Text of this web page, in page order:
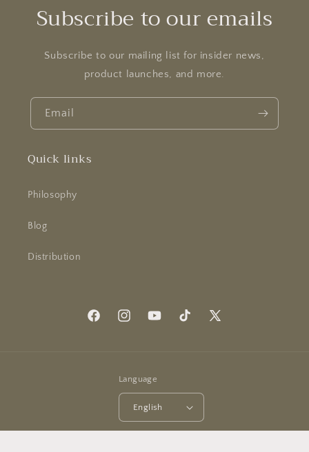
Subscribe to our emails
Subscribe to our mailing list for insider news,
product launches, and more.
Email
Quick links
Philosophy
Blog
Distribution
FacebookInstagramYouTubeTikTok
X
Language
English